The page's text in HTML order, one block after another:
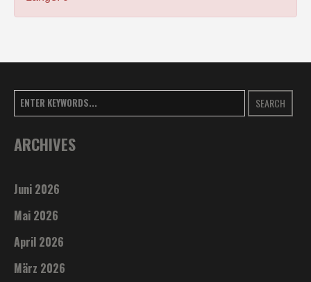
SEARCH
ARCHIVES
Juni 2026
Mai 2026
April 2026
März 2026